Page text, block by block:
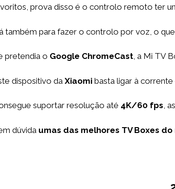
prova disso é o controlo remoto ter
também para fazer o controlo por voz, o
pretendia o Google ChromeCast, a Mi TV
dispositivo da Xiaomi basta ligar à
suportar resolução até 4K/60 fps,
dúvida umas das melhores TV Boxes